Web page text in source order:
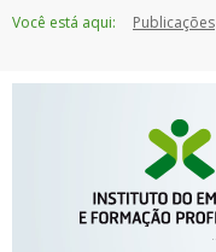
paraVocê está aqui: Publicações